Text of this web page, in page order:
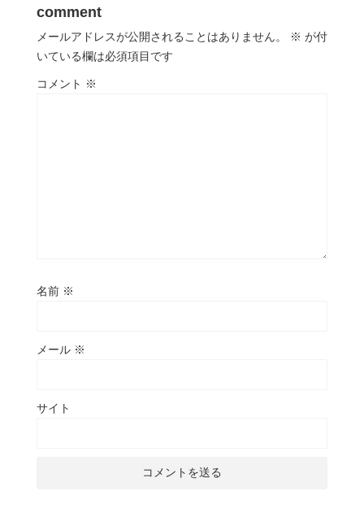
comment
メールアドレスが公開されることはありません。 ※ が付
いている欄は必須項目です
コメント ※
名前 ※
メール ※
サイト